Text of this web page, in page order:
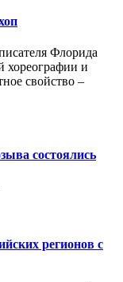
Флорида
хореографии и
свойство –
состоялись
регионов с